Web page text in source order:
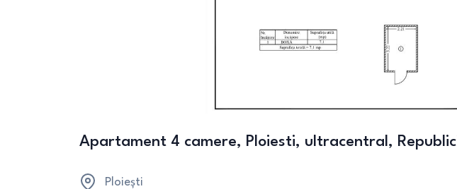
Apartament 4 camere, Ploiesti, ultracentral,
Ploiești